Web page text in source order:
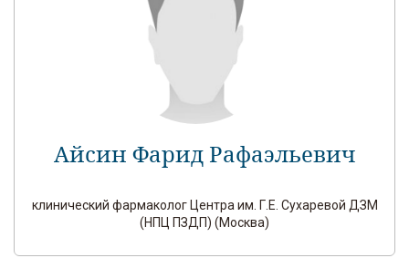
Айсин Фарид Рафаэльевич
клинический фармаколог Центра им. Г.Е. Сухаревой ДЗМ
(НПЦ ПЗДП) (Москва)